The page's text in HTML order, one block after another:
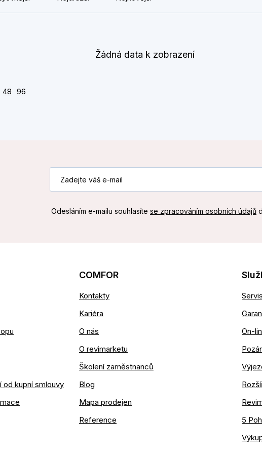
Žádná data k zobrazení
48 96
Odesláním e-mailu souhlasíte se zpracováním osobních údajů
od kupní smlouvy
COMFOR
Kontakty
Kariéra
O nás
O revimarketu
Školení zaměstnanců
Blog
Mapa prodejen
Reference
On-
5